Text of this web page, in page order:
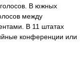
В южных
между
В 11 штатах
конференции или